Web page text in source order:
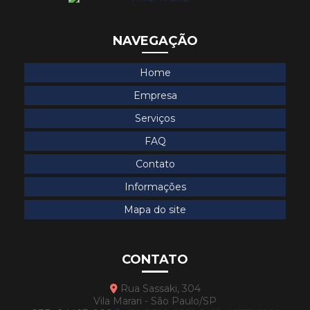
Seringa para bomba de infusão
Seringa para bomba infusora
Seringa para bomba mdk no espírito santo
Seringa para bomba mdk em são paulo
Seringa para bomba mdk em sp
Seringa para bomba mdk em vitória
Soluções para manutenção hospitalar
Soluções para parque tecnológico hospitalar
NAVEGAÇÃO
Home
Empresa
Serviços
FAQ
Contato
Informações
Mapa do site
CONTATO
Rua Sassaki, 304
Vila Marari - São Paulo/SP